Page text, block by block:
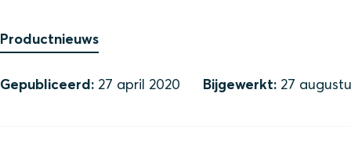
Productnieuws
Gepubliceerd: 27 april 2020 Bijgewerkt: 27